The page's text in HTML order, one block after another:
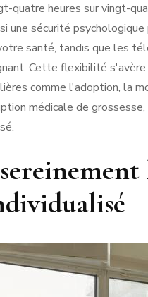
quatre heures sur vingt-
une sécurité
santé, tandis que les
Cette flexibilité
comme l'adoption, la
médicale de